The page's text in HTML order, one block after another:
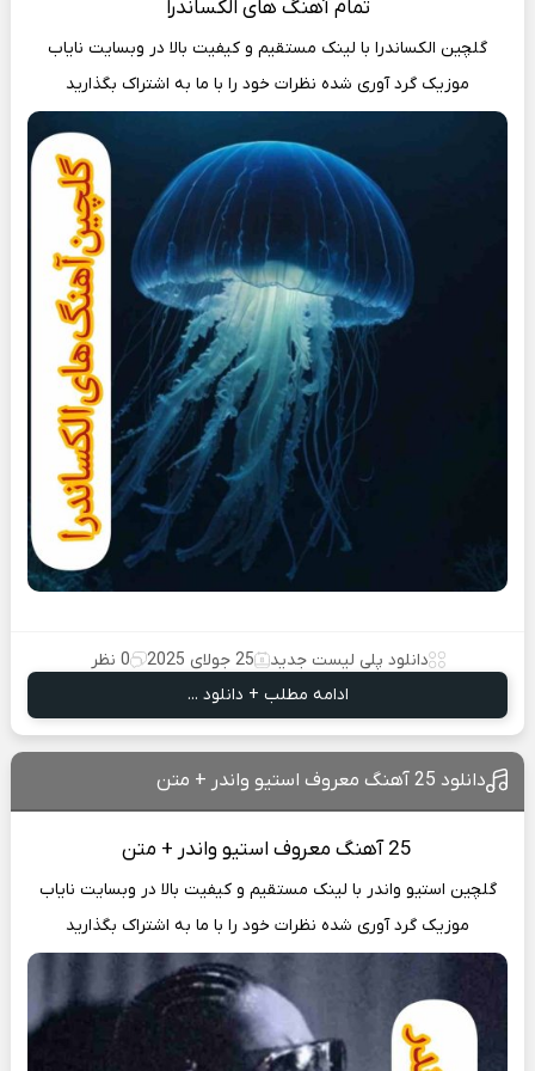
تمامآهنگ های الکساندرا
گلچین الکساندرا با لینک مستقیم و کیفیت بالا در وبسایت نایاب
موزیک گرد آوری شده نظرات خود را با ما به اشتراک بگذارید
دانلود پلی لیست جدید 25 جولای 2025
0 نظر
ادامه مطلب + دانلود ...
دانلود 25 آهنگ معروف استیو واندر + متن
معروف استیو واندر + متن
گلچین استیو واندر با لینک مستقیم و کیفیت بالا در وبسایت نایاب
موزیک گرد آوری شده نظرات خود را با ما به اشتراک بگذارید